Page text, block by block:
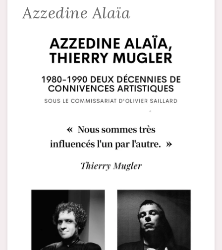
Azzedine Alaïa